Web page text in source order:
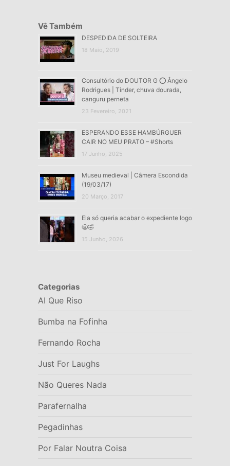
Vê Também
DESPEDIDA DE SOLTEIRA
18 Maio, 2019
Consultório do DOUTOR G ⭕ Ângelo
Rodrigues | Tinder, chuva dourada,
canguru perneta
23 Fevereiro, 2021
ESPERANDO ESSE HAMBÚRGUER
CAIR NO MEU PRATO – #Shorts
17 Junho, 2025
Museu medieval | Câmera Escondida
(19/03/17)
20 Março, 2017
Ela só queria acabar o expediente logo
😬🤣
15 Junho, 2026
Categorias
AI Que Riso
Bumba na Fofinha
Fernando Rocha
Just For Laughs
Não Queres Nada
Parafernalha
Pegadinhas
Por Falar Noutra Coisa